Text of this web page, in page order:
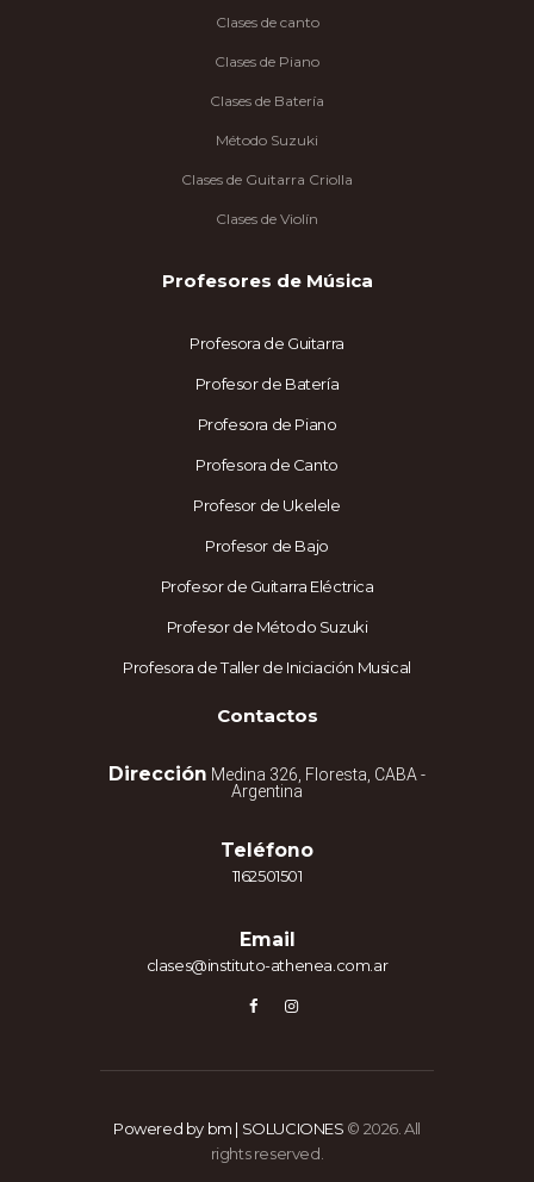
Clases de canto
Clases de Piano
Clases de Batería
Método Suzuki
Clases de Guitarra Criolla
Clases de Violín
Profesores de Música
Profesora de Guitarra
Profesor de Batería
Profesora de Piano
Profesora de Canto
Profesor de Ukelele
Profesor de Bajo
Profesor de Guitarra Eléctrica
Profesor de Método Suzuki
Profesora de Taller de Iniciación Musical
Contactos
Dirección Medina 326, Floresta, CABA -
Argentina
Teléfono
1162501501
Email
clases@instituto-athenea.com.ar
Powered by bm | SOLUCIONES © 2026. All
rights reserved.